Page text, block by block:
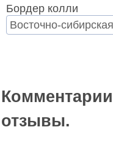
Восточно-
отзывы.